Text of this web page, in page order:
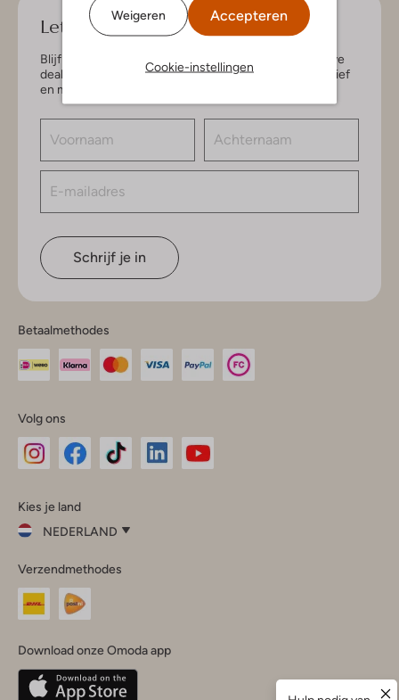
Weigeren Accepteren
Cookie-instellingen
Let's keep in touch!
Blijf op de hoogte van de nieuwste items en exclusieve
deals, speciaal voor jou. Schrijf je in voor de nieuwsbrief
en maak kans op € 150,- shoptegoed.
Schrijf je in
Betaalmethodes
Volg ons
InstagramFacebook
Kies je land
NEDERLAND
je
land
Nederland
Belgique(Français)
Deutschland
Verzendmethodes
Download onze Omoda app